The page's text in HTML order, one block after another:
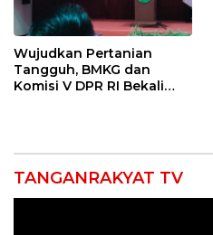
Wujudkan Pertanian
Tangguh, BMKG dan
Komisi V DPR RI Bekali
TANGANRAKYAT TV